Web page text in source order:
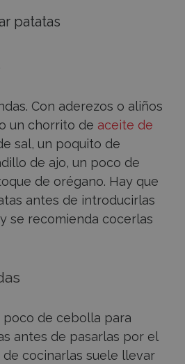
patatas
Con aderezos o aliños
un chorrito de aceite de
sal, un poquito de
de ajo, un poco de
de orégano. Hay que
antes de introducirlas
se recomienda cocerlas
de cebolla para
antes de pasarlas por el
de cocinarlas suele llevar